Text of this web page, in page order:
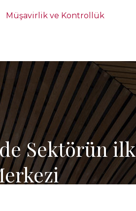
Müşavirlik ve Kontrollük
Sektörün ilk